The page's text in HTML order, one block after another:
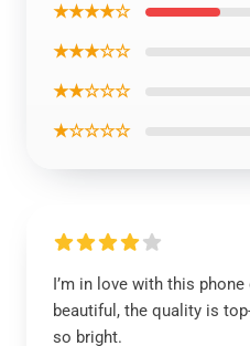
★★★★☆
★★★☆☆
★★☆☆☆
★☆☆☆☆
I’m in love with this
beautiful, the quality is
so bright.